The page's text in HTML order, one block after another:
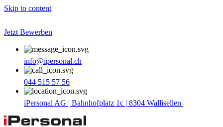
Skip to content
Jetzt Bewerben
info@ipersonal.ch
044 515 57 56
iPersonal AG | Bahnhofplatz 1c | 8304 Wallisellen